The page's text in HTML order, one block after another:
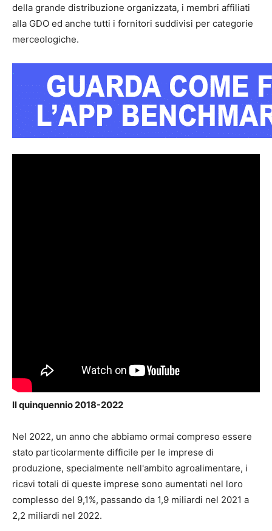
della grande distribuzione organizzata, i membri affiliati
alla GDO ed anche tutti i fornitori suddivisi per categorie
merceologiche.
.
Il quinquennio 2018-2022
Nel 2022, un anno che abbiamo ormai compreso essere
stato particolarmente difficile per le imprese di
produzione, specialmente nell'ambito agroalimentare, i
ricavi totali di queste imprese sono aumentati nel loro
complesso del 9,1%, passando da 1,9 miliardi nel 2021 a
2,2 miliardi nel 2022.